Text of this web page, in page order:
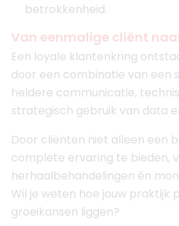
betrokkenheid.
Van eenmalige cliënt
Een loyale klantenkring
door een combinatie van een
heldere communicatie,
strategisch gebruik van data
Door cliënten niet alleen een
complete ervaring te bieden,
herhaalbehandelingen én
Wil je weten hoe jouw praktijk
groeikansen liggen?